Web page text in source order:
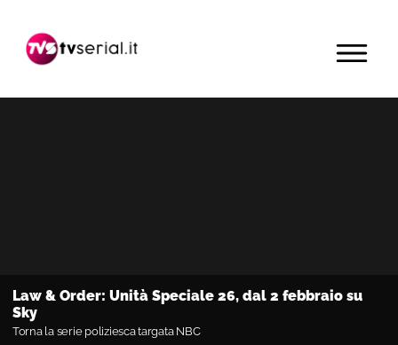
navigazione
contenuto
barra
primaria
MENU
Law & Order: Unità Speciale 26, dal 2 febbraio su
Sky
Torna la serie poliziesca targata NBC